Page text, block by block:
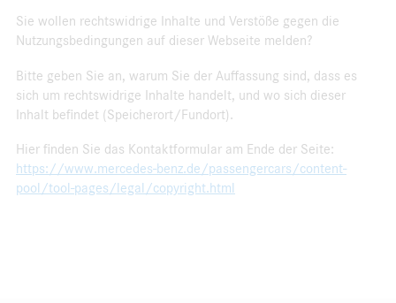
Sie wollen rechtswidrige Inhalte und Verstöße gegen die
Nutzungsbedingungen auf dieser Webseite melden?
Bitte geben Sie an, warum Sie der Auffassung sind, dass es
sich um rechtswidrige Inhalte handelt, und wo sich dieser
Inhalt befindet (Speicherort/Fundort).
Hier finden Sie das Kontaktformular am Ende der Seite:
https://www.mercedes-benz.de/passengercars/content-
pool/tool-pages/legal/copyright.html